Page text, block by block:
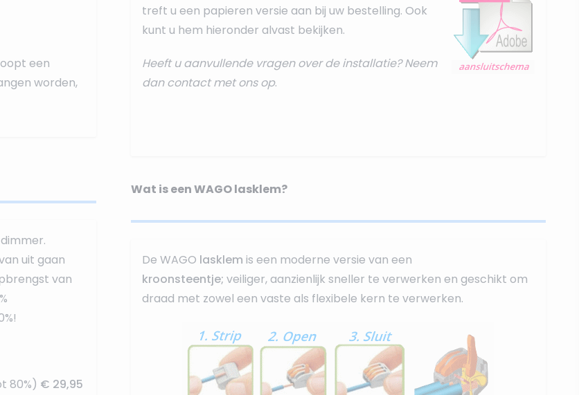
een
worden,
uit gaan
van
80%) € 29,95
treft u een papieren versie aan bij uw bestelling. Ook
kunt u hem hieronder alvast bekijken.
Heeft u aanvullende vragen over de installatie? Neem
dancontactmet ons op.
Wat is een WAGO lasklem?
De WAGO lasklem is een moderne versie van een
kroonsteentje; veiliger, aanzienlijk sneller te verwerken en geschikt om
draad met zowel een vaste als flexibele kern te verwerken.